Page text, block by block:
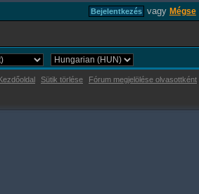
vagy Mégse
Sütik törlése Fórum megjelölése olvasottként